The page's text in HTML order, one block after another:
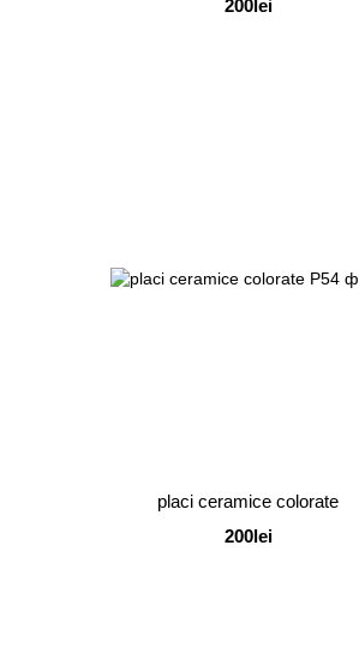
200lei
placi ceramice colorate
200lei